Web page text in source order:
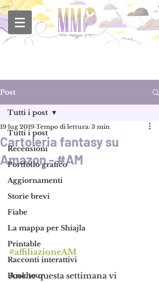
Post
Tutti i post
Recensioni
Portfolio grafico
Aggiornamenti
Storie brevi
Fiabe
La mappa per Shiajla
Printable
Racconti interattivi
Book tour
Tutti i post
Cartoleria fantasy su
Amazon - #AM
19 lug 2019 Tempo di lettura: 3 min
#affiliazioneAM
Anche questa settimana vi